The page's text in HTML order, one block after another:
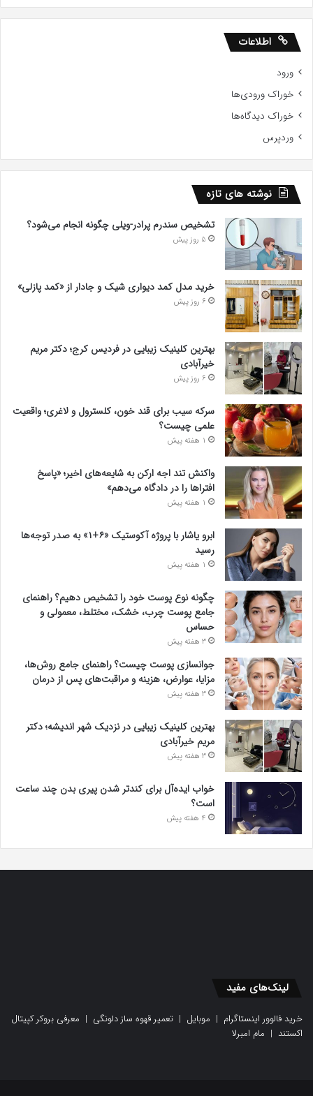
اطلاعات
ورود
خوراک ورودی‌ها
خوراک دیدگاه‌ها
وردپرس
نوشته های تازه
تشخیص سندرم پرادر-ویلی چگونه انجام می‌شود؟
5 روز پیش
خرید مدل کمد دیواری شیک و جادار از «کمد پازلی»
6 روز پیش
بهترین کلینیک زیبایی در فردیس کرج؛ دکتر مریم
خیرآبادی
6 روز پیش
سرکه سیب برای قند خون، کلسترول و لاغری؛ واقعیت
علمی چیست؟
1 هفته پیش
واکنش تند اجه ارکن به شایعه‌های اخیر؛ «پاسخ
افتراها را در دادگاه می‌دهم»
1 هفته پیش
ابرو یاشار با پروژه آکوستیک «۶+۱» به صدر توجه‌ها
رسید
1 هفته پیش
چگونه نوع پوست خود را تشخیص دهیم؟ راهنمای
جامع پوست چرب، خشک، مختلط، معمولی و
حساس
3 هفته پیش
جوانسازی پوست چیست؟ راهنمای جامع روش‌ها،
مزایا، عوارض، هزینه و مراقبت‌های پس از درمان
3 هفته پیش
بهترین کلینیک زیبایی در نزدیک شهر اندیشه؛ دکتر
مریم خیرآبادی
3 هفته پیش
خواب ایده‌آل برای کندتر شدن پیری بدن چند ساعت
است؟
4 هفته پیش
لینک‌های مفید
خرید فالوور اینستاگرام | موبایل | تعمیر قهوه ساز دلونگی | معرفی بروکر کپیتال
اکستند | مام امبرلا